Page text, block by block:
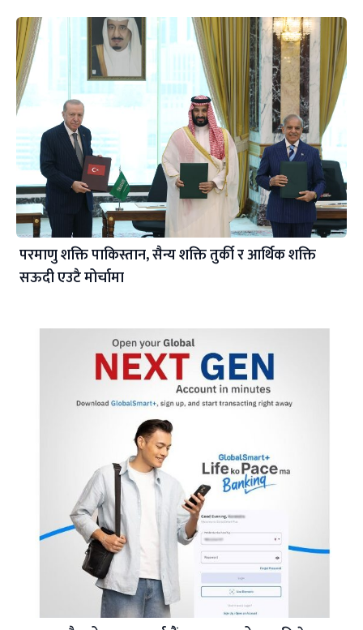
परमाणु शक्ति पाकिस्तान, सैन्य शक्ति तुर्की र आर्थिक शक्ति
सऊदी एउटै मोर्चामा